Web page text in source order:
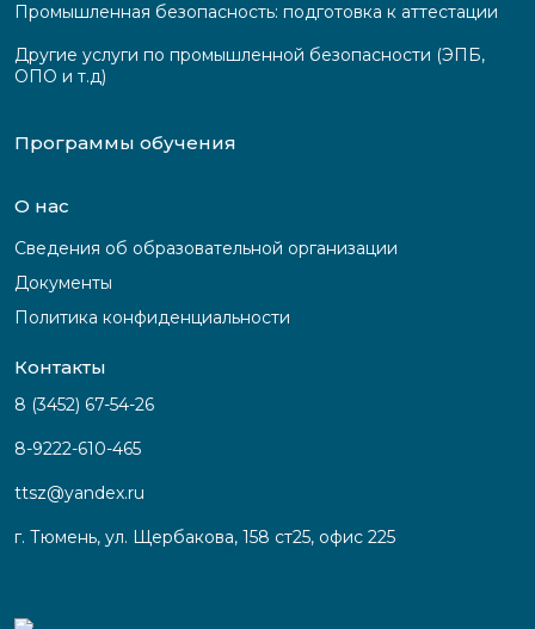
Промышленная безопасность: подготовка к аттестации
Другие услуги по промышленной безопасности (ЭПБ,
ОПО и т.д)
Программы обучения
О нас
Сведения об образовательной организации
Документы
Политика конфиденциальности
Контакты
8 (3452) 67-54-26
8-9222-610-465
ttsz@yandex.ru
г. Тюмень, ул. Щербакова, 158 ст25, офис 225